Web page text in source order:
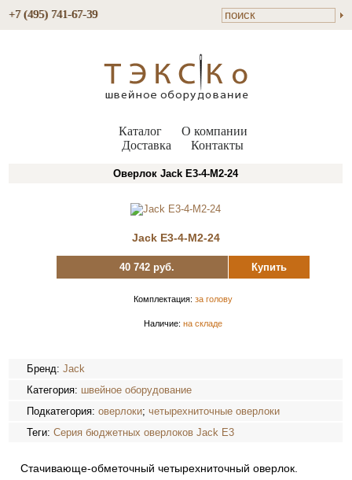
+7 (495) 741-67-39
Каталог
О компании
Доставка
Контакты
Оверлок Jack E3-4-М2-24
Jack E3-4-М2-24
40 742 руб. Купить
Комплектация: за голову
Наличие: на складе
Бренд:Jack
Категория: швейное оборудование
Подкатегория:оверлоки;четырехниточные оверлоки
Теги:Серия бюджетных оверлоков Jack Е3
Стачивающе-обметочный четырехниточный оверлок.